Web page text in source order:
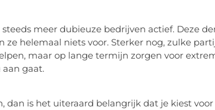
meer dubieuze bedrijven actief. Deze
ze helemaal niets voor. Sterker nog, zulke
maar op lange termijn zorgen voor
gaat.
dan is het uiteraard belangrijk dat je kiest voor